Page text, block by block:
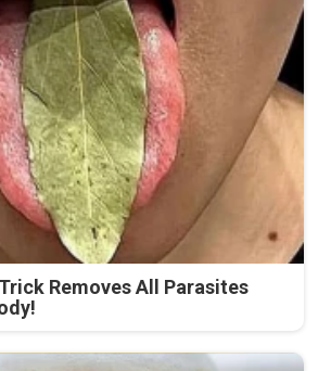
Removes All Parasites